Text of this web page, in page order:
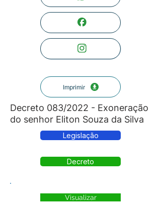
Imprimir
Decreto 083/2022 - Exoneração
do senhor Eliton Souza da Silva
Legislação
Decreto
Visualizar